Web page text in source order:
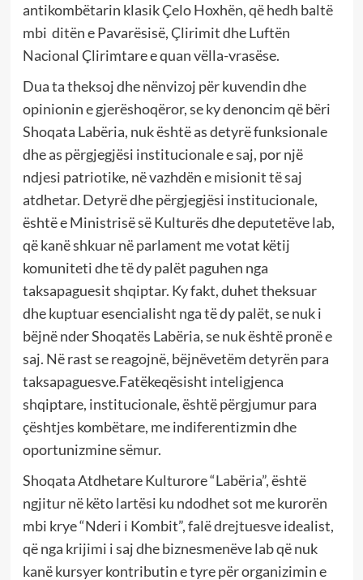
antikombëtarin klasik Çelo Hoxhën, që hedh baltë
mbi ditën e Pavarësisë, Çlirimit dhe Luftën
Nacional Çlirimtare e quan vëlla-vrasëse.
Dua ta theksoj dhe nënvizoj për kuvendin dhe
opinionin e gjerëshoqëror, se ky denoncim që bëri
Shoqata Labëria, nuk është as detyrë funksionale
dhe as përgjegjësi institucionale e saj, por një
ndjesi patriotike, në vazhdën e misionit të saj
atdhetar. Detyrë dhe përgjegjësi institucionale,
është e Ministrisë së Kulturës dhe deputetëve lab,
që kanë shkuar në parlament me votat këtij
komuniteti dhe të dy palët paguhen nga
taksapaguesit shqiptar. Ky fakt, duhet theksuar
dhe kuptuar esencialisht nga të dy palët, se nuk i
bëjnë nder Shoqatës Labëria, se nuk është pronë e
saj. Në rast se reagojnë, bëjnëvetëm detyrën para
taksapaguesve.Fatëkeqësisht inteligjenca
shqiptare, institucionale, është përgjumur para
çështjes kombëtare, me indiferentizmin dhe
oportunizmine sëmur.
Shoqata Atdhetare Kulturore “Labëria”, është
ngjitur në këto lartësi ku ndodhet sot me kurorën
mbi krye “Nderi i Kombit”, falë drejtuesve idealist,
që nga krijimi i saj dhe biznesmenëve lab që nuk
kanë kursyer kontributin e tyre për organizimin e